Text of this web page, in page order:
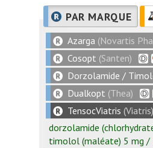
PAR MARQUE
Azarga (Novartis
Cosopt (Santen)
Dorzolamide /
Dualkopt (Thea)
TensocViatris (Viatris)
dorzolamide
timolol (maléate) 5 mg /